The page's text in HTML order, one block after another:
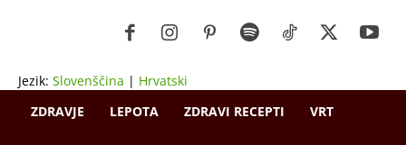
Jezik: Slovenščina | Hrvatski
ZDRAVJE
LEPOTA ZDRAVI RECEPTI VRT